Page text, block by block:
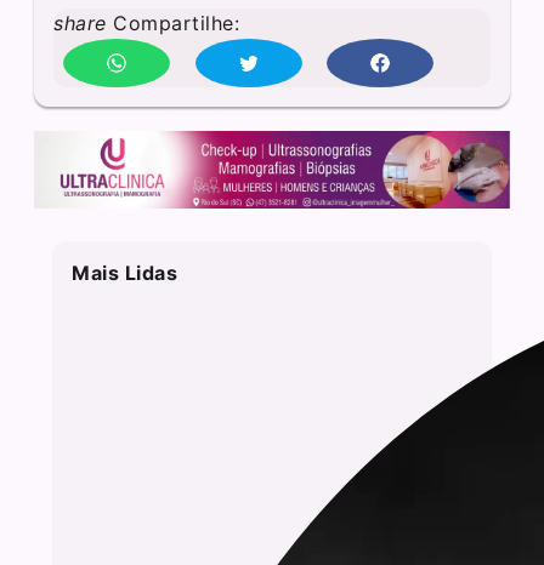
share Compartilhe:
Mais Lidas